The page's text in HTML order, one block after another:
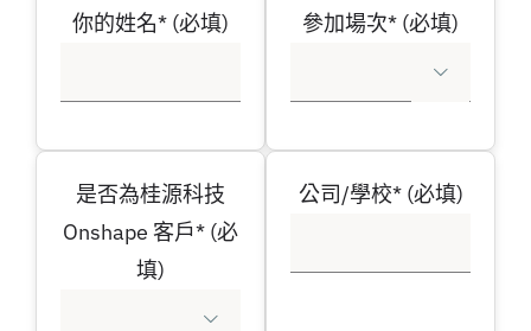
你的姓名* (必填) 參加場次* (必填)

是否為桂源科技
Onshape 客戶* (必
填)

公司/學校* (必填)